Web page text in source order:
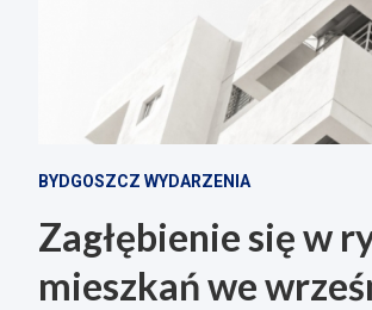
BYDGOSZCZ WYDARZENIA
Zagłębienie się w
mieszkań we